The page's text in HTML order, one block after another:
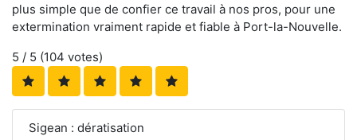
plus simple que de confier ce travail à nos pros, pour une
extermination vraiment rapide et fiable à Port-la-Nouvelle.
5 / 5 (104 votes)
Sigean : dératisation